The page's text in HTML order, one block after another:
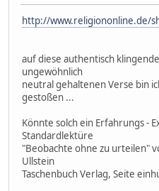
http://www.religiononline.de/
auf diese authentisch
ungewöhnlich
neutral gehaltenen Verse bin
gestoßen ...
Könnte solch ein Erfahrungs -
Standardlektüre
"Beobachte ohne zu urteilen"
Ullstein
Taschenbuch Verlag, Seite